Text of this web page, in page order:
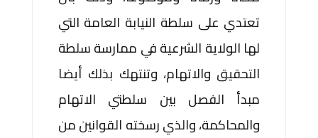
تعتدي على سلطة النيابة العامة التي
لها الولاية الشرعية في ممارسة سلطة
التحقيق والاتهام، وتنتهك بذلك أيضا
مبدأ الفصل بين سلطتي الاتهام
والمحاكمة، والذي رسخته القوانين من